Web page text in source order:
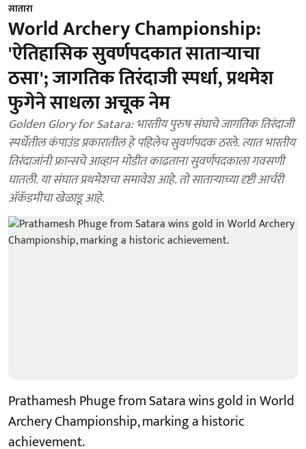
सातारा
World Archery Championship:
'ऐतिहासिक सुवर्णपदकात साताऱ्याचा
ठसा'; जागतिक तिरंदाजी स्पर्धा, प्रथमेश
फुगेने साधला अचूक नेम
Golden Glory for Satara: भारतीय पुरुष संघाचे जागतिक तिरंदाजी
स्पर्धेतील कंपाउंड प्रकारातील हे पहिलेच सुवर्णपदक ठरले. त्यात भारतीय
तिरंदाजांनी फ्रान्सचे आव्हान मोडीत काढताना सुवर्णपदकाला गवसणी
घातली. या संघात प्रथमेशचा समावेश आहे. तो साताऱ्याच्या दृष्टी आर्चरी
ॲकॅडमीचा खेळाडू आहे.
Prathamesh Phuge from Satara wins gold in World
Archery Championship, marking a historic
achievement.